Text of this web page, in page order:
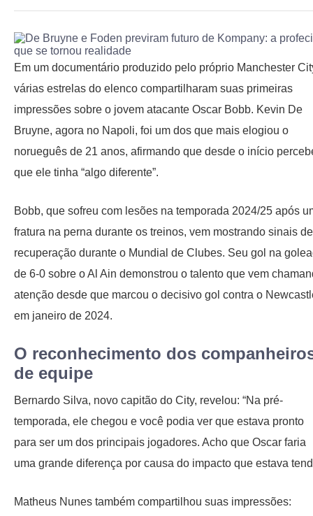
Em um documentário produzido pelo próprio Manchester
várias estrelas do elenco compartilharam suas primeiras
impressões sobre o jovem atacante Oscar Bobb. Kevin De
Bruyne, agora no Napoli, foi um dos que mais elogiou o
norueguês de 21 anos, afirmando que desde o início
que ele tinha “algo diferente”.
Bobb, que sofreu com lesões na temporada 2024/25 após
fratura na perna durante os treinos, vem mostrando sinais de
recuperação durante o Mundial de Clubes. Seu gol na
de 6-0 sobre o Al Ain demonstrou o talento que vem
atenção desde que marcou o decisivo gol contra o
em janeiro de 2024.
O reconhecimento dos
de equipe
Bernardo Silva, novo capitão do City, revelou: “Na pré-
temporada, ele chegou e você podia ver que estava pronto
para ser um dos principais jogadores. Acho que Oscar faria
uma grande diferença por causa do impacto que estava
Matheus Nunes também compartilhou suas impressões: